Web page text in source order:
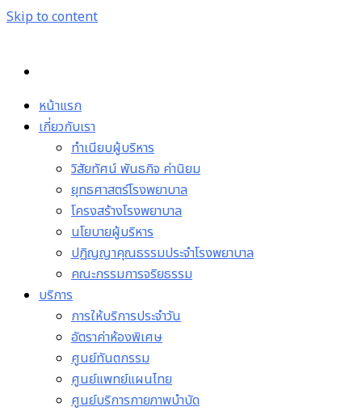
Skip to content
หน้าแรก
เกี่ยวกับเรา
ทำเนียบผู้บริหาร
วิสัยทัศน์ พันธกิจ ค่านิยม
ยุทธศาสตร์โรงพยาบาล
โครงสร้างโรงพยาบาล
นโยบายผู้บริหาร
ปฏิญญาคุณธรรมประจำโรงพยาบาล
คณะกรรมการจริยธรรม
บริการ
การให้บริการประจำวัน
อัตราค่าห้องพิเศษ
ศูนย์ทันตกรรม
ศูนย์แพทย์แผนไทย
ศูนย์บริการกายภาพบำบัด